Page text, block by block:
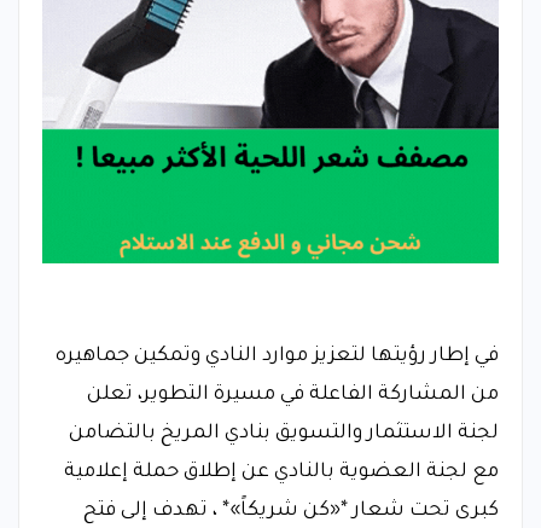
في إطار رؤيتها لتعزيز موارد النادي وتمكين جماهيره
من المشاركة الفاعلة في مسيرة التطوير، تعلن
لجنة الاستثمار والتسويق بنادي المريخ بالتضامن
مع لجنة العضوية بالنادي عن إطلاق حملة إعلامية
كبرى تحت شعار *«كن شريكاً»* ، تهدف إلى فتح